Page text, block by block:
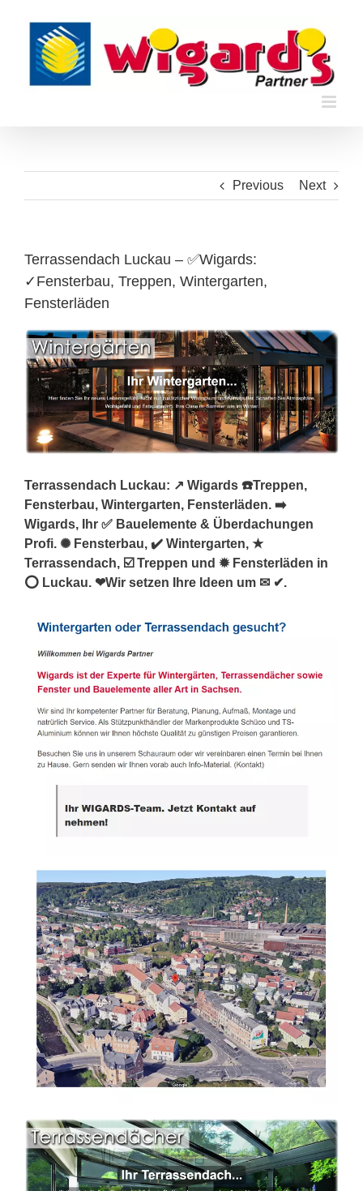
content
Previous Next
Terrassendach Luckau – ✅Wigards:
✓Fensterbau, Treppen, Wintergarten,
Fensterläden
Terrassendach Luckau: ↗️ Wigards ☎️Treppen,
Fensterbau, Wintergarten, Fensterläden. ➡️
Wigards, Ihr ✅ Bauelemente & Überdachungen
Profi. ✺ Fensterbau, ✔️ Wintergarten, ★
Terrassendach, ☑️ Treppen und ✹ Fensterläden in
⭕ Luckau. ❤Wir setzen Ihre Ideen um ✉ ✔.